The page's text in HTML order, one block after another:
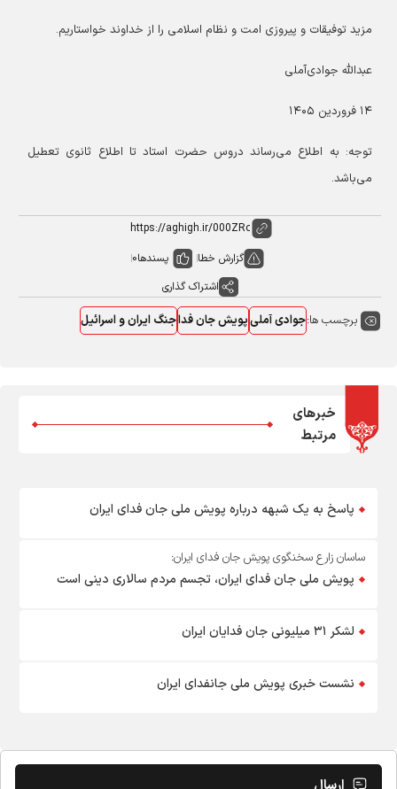
مزید توفیقات و پیروزی امت و نظام اسلامی را از خداوند خواستاریم.
عبدالله جوادی‌آملی
۱۴ فروردین ۱۴۰۵
توجه: به اطلاع می‌رساند دروس حضرت استاد تا اطلاع ثانوی تعطیل
می‌باشد.
گزارش خطا پسندها0
اشتراک گذاری
برچسب ها:جوادی آملیپویش جان فداجنگ ایران و اسرائیل
خبرهای
مرتبط
پاسخ به یک شبهه درباره پویش ملی جان فدای ایران
ساسان زارع سخنگوی پویش جان فدای ایران:
پویش ملی جان فدای ایران، تجسم مردم سالاری دینی است
لشکر ۳۱ میلیونی جان فدایان ایران
نشست خبری پویش ملی جانفدای ایران